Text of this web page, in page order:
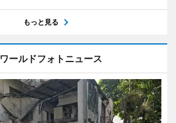
もっと見る
ワールドフォトニュース